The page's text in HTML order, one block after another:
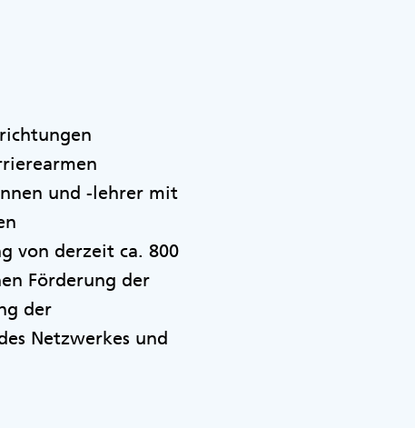
und -lehrer mit
von derzeit ca. 800
Förderung der
der
Netzwerkes und